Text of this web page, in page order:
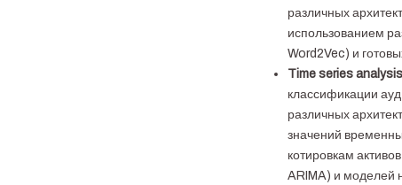
различных
использованием
Word2Vec) и
Time series analysis
классификации
различных
значений
котировкам
ARIMA) и моделей